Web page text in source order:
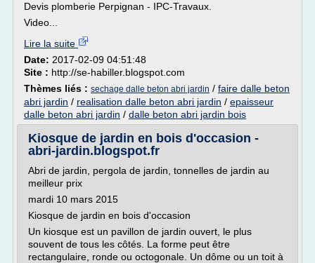
Devis plomberie Perpignan - IPC-Travaux.
Video...
Lire la suite
Date: 2017-02-09 04:51:48
Site : http://se-habiller.blogspot.com
Thèmes liés : sechage dalle beton abri jardin / faire dalle beton
abri jardin / realisation dalle beton abri jardin / epaisseur
dalle beton abri jardin / dalle beton abri jardin bois
Kiosque de jardin en bois d'occasion -
abri-jardin.blogspot.fr
Abri de jardin, pergola de jardin, tonnelles de jardin au
meilleur prix
mardi 10 mars 2015
Kiosque de jardin en bois d'occasion
Un kiosque est un pavillon de jardin ouvert, le plus
souvent de tous les côtés. La forme peut être
rectangulaire, ronde ou octogonale. Un dôme ou un toit à